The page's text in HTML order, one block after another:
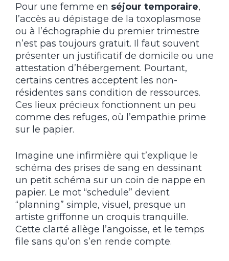
Pour une femme en séjour temporaire,
l’accès au dépistage de la toxoplasmose
ou à l’échographie du premier trimestre
n’est pas toujours gratuit. Il faut souvent
présenter un justificatif de domicile ou une
attestation d’hébergement. Pourtant,
certains centres acceptent les non-
résidentes sans condition de ressources.
Ces lieux précieux fonctionnent un peu
comme des refuges, où l’empathie prime
sur le papier.
Imagine une infirmière qui t’explique le
schéma des prises de sang en dessinant
un petit schéma sur un coin de nappe en
papier. Le mot “schedule” devient
“planning” simple, visuel, presque un
artiste griffonne un croquis tranquille.
Cette clarté allège l’angoisse, et le temps
file sans qu’on s’en rende compte.